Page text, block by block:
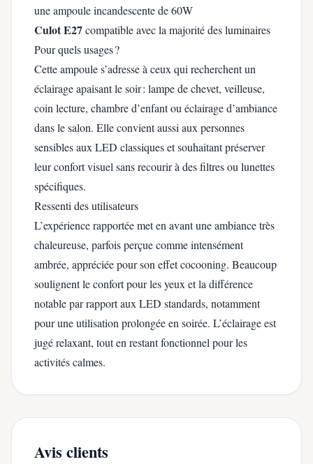
une ampoule incandescente de 60W
Culot E27compatible avec la majorité des luminaires
Pour quels usages ?
Cette ampoule s’adresse à ceux qui recherchent un
éclairage apaisant le soir : lampe de chevet, veilleuse,
coin lecture, chambre d’enfant ou éclairage d’ambiance
dans le salon. Elle convient aussi aux personnes
sensibles aux LED classiques et souhaitant préserver
leur confort visuel sans recourir à des filtres ou lunettes
spécifiques.
Ressenti des utilisateurs
L’expérience rapportée met en avant une ambiance très
chaleureuse, parfois perçue comme intensément
ambrée, appréciée pour son effet cocooning. Beaucoup
soulignent le confort pour les yeux et la différence
notable par rapport aux LED standards, notamment
pour une utilisation prolongée en soirée. L’éclairage est
jugé relaxant, tout en restant fonctionnel pour les
activités calmes.
Avis clients